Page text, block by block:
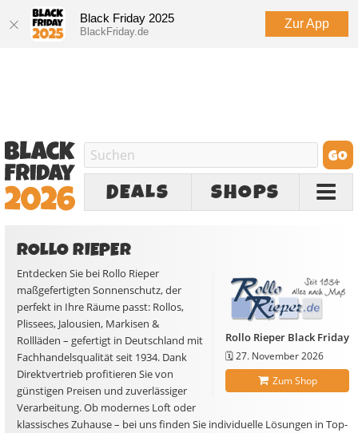
Black Friday 2025
BlackFriday.de
Zur App
DEALS SHOPS
ROLLO RIEPER
Rollo Rieper Black Friday
🗓️27. November 2026
Zum Shop
Entdecken Sie bei Rollo Rieper
maßgefertigten Sonnenschutz, der
perfekt in Ihre Räume passt: Rollos,
Plissees, Jalousien, Markisen &
Rollläden – gefertigt in Deutschland mit
Fachhandelsqualität seit 1934. Dank
Direktvertrieb profitieren Sie von
günstigen Preisen und zuverlässiger
Verarbeitung. Ob modernes Loft oder
klassisches Zuhause – bei uns finden Sie individuelle Lösungen in Top-